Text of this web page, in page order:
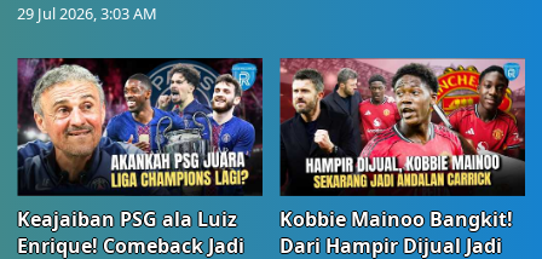
29 Jul 2026, 3:03 AM
Keajaiban PSG ala Luiz
Enrique! Comeback Jadi
Kobbie Mainoo Bangkit!
Dari Hampir Dijual Jadi